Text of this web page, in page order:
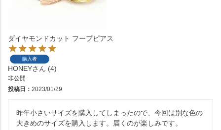
ダイヤモンドカット フープピアス
購入者
HONEY 4
非公開
投稿日
2023/01/29
昨年小さいサイズを購入してしまったので、今回は別な色の
大きめのサイズを購入します。届くのが楽しみです。